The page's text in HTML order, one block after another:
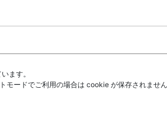
ます。
モードでご利用の場合は cookie が保存されませ